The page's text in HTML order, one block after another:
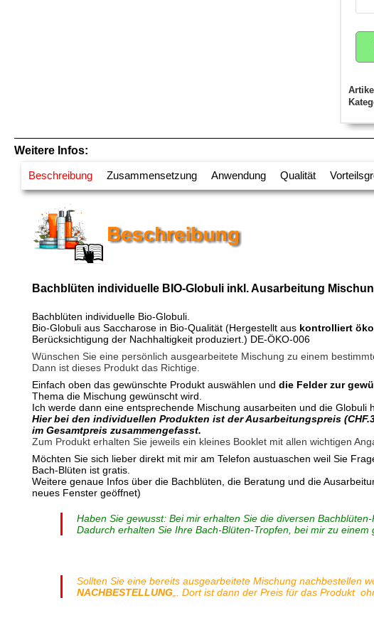
Weitere Infos:
Beschreibung Zusammensetzung Anwendung Qualität
Bachblüten individuelle BIO-Globuli inkl. Ausarbeitung
Bachblüten individuelle Bio-Globuli.
Bio-Globuli aus Saccharose in Bio-Qualität (Hergestellt aus kontrolliert
Berücksichtigung der Nachhaltigkeit produziert.) DE-ÖKO-006
Wünschen Sie eine persönlich ausgearbeitete Mischung zu einem
Dann ist dieses Produkt das Richtige.
Einfach oben das gewünschte Produkt auswählen und die Felder zur
Thema die Mischung gewünscht wird.
Ich werde dann eine entsprechende Mischung ausarbeiten und die Globuli
Hier bei den individuellen Produkten ist der Ausarbeitungspreis
im Gesamtpreis zusammengefasst.
Zum Produkt erhalten Sie jeweils ein kleines Booklet mit allen wichtigen
Möchten Sie sich lieber direkt mit mir am Telefon austuaschen weil Sie
Bach-Blüten ist gratis.
Weitere genaue Infos über die Bachblüten, die Beratung und die
neues Fenster geöffnet)
Haben Sie gewusst: Bei mir erhalten Sie die diversen
Dadurch erhalten Sie Ihre Bach-Blüten-Tropfen, bei mir zu
Sollten Sie eine bereits ausgearbeitete Mischung nachbestellen
NACHBESTELLUNG „. Dort ist dann der Preis für das Produkt